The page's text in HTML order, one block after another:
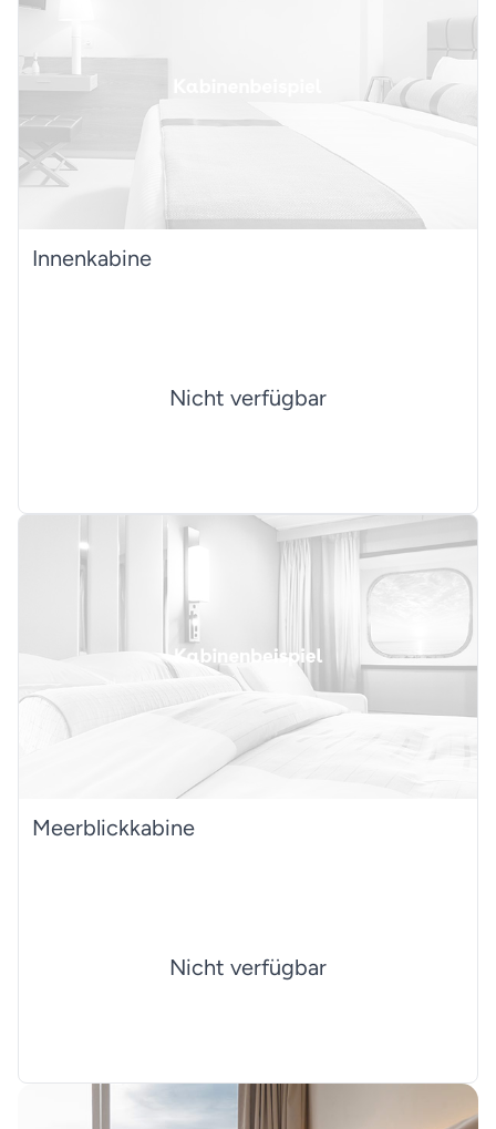
Innenkabine
Nicht verfügbar
Meerblickkabine
Nicht verfügbar